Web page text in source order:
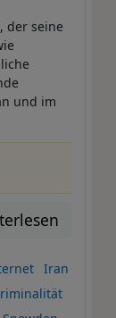
der seine
und im
Iran